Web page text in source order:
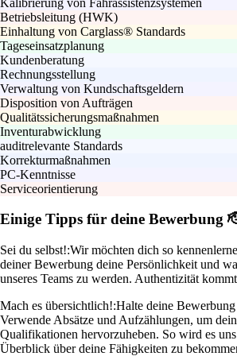
Betriebsleitung (HWK)
Einhaltung von Carglass® Standards
Tageseinsatzplanung
Kundenberatung
Rechnungsstellung
Verwaltung von Kundschaftsgeldern
Disposition von Aufträgen
Qualitätssicherungsmaßnahmen
Inventurabwicklung
auditrelevante Standards
Korrekturmaßnahmen
PC-Kenntnisse
Serviceorientierung
Einige Tipps für deine Bewerbung
Sei du selbst!:Wir möchten dich so
deiner Bewerbung deine Persönlichkeit und
unseres Teams zu werden. Authentizität
Mach es übersichtlich!:Halte deine
Verwende Absätze und Aufzählungen, um
Qualifikationen hervorzuheben. So wird es
Überblick über deine Fähigkeiten zu